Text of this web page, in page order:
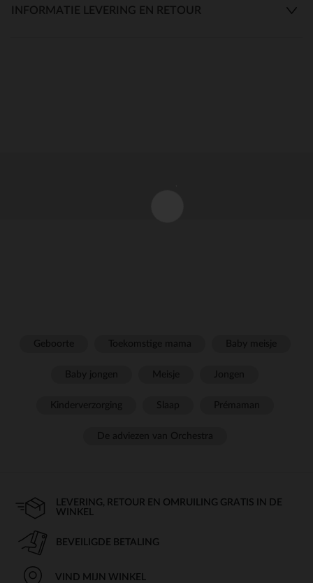
INFORMATIE LEVERING EN RETOUR
LEVERING, RETOUR EN OMRUILING GRATIS IN DE
WINKEL
BEVEILIGDE BETALING
VIND MIJN WINKEL